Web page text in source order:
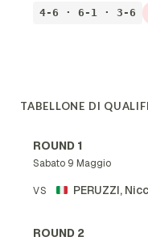
4-6 · 6-1 · 3-6
TABELLONE DI
ROUND 1
Sabato 9 Maggio
VS PERUZZI,
ROUND 2